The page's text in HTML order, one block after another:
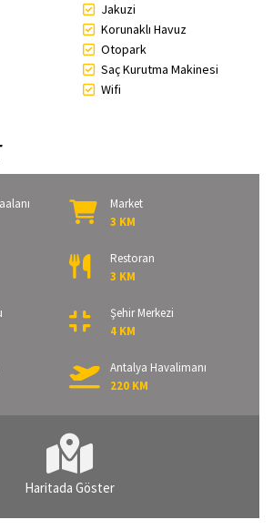
Jakuzi
Korunaklı Havuz
Otopark
Saç Kurutma Makinesi
Wifi
Market
3 KM
Restoran
3 KM
Şehir Merkezi
4 KM
Antalya Havalimanı
220 KM
Haritada Göster